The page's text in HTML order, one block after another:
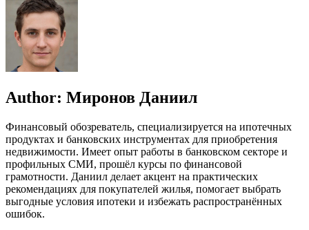
Author: Миронов Даниил
Финансовый обозреватель, специализируется на ипотечных
продуктах и банковских инструментах для приобретения
недвижимости. Имеет опыт работы в банковском секторе и
профильных СМИ, прошёл курсы по финансовой
грамотности. Даниил делает акцент на практических
рекомендациях для покупателей жилья, помогает выбрать
выгодные условия ипотеки и избежать распространённых
ошибок.